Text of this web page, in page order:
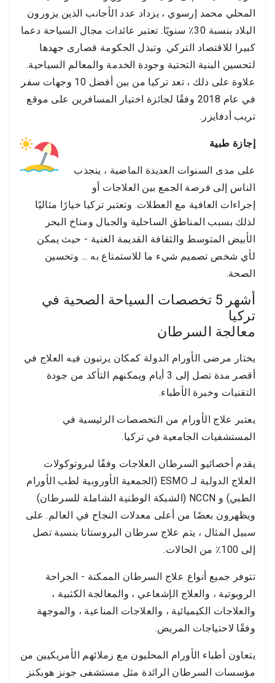
المحلي محمد إرسوي ، يزداد عدد الأجانب الذين يزورون
البلاد بنسبة 30٪ سنويًا. تعتبر عائدات مجال السياحة دعما
كبيرا للاقتصاد التركي. وتبذل الحكومة قصارى جهدها
لتحسين البنية التحتية وجودة الخدمة والمعالم السياحية.
علاوة على ذلك ، تعد تركيا من بين أفضل 10 وجهات سفر
في عام 2018 وفقًا لجائزة اختيار المسافرين على موقع
تريب أدفايزر.
إجازة طبية
على مدى السنوات العديدة الماضية ، ينجذب
الناس إلى فرصة الجمع بين العلاجات أو
إجراءات العافية مع العطلات. وتعتبر تركيا خيارًا مثاليًا
لذلك بسبب المناطق الساحلية والجبال ومناخ البحر
الأبيض المتوسط والثقافة القديمة الغنية - حيث يمكن
لأي شخص تصميم شيء ما للاستمتاع به ... وتحسين
الصحة.
أشهر 5 تخصصات السياحة الصحية في
تركيا
معالجة السرطان
يختار مرضى الأورام الدولة كمكان يرتبون فيه العلاج في
أقصر مدة تصل إلى 3 أيام ويمكنهم التأكد من جودة
التقنيات وخبرة الأطباء.
يعتبر علاج الأورام من التخصصات الرئيسية في
المستشفيات الجامعية في تركيا.
يقدم أخصائيو السرطان العلاجات وفقًا لبروتوكولات
العلاج الدولية لـ ESMO (الجمعية الأوروبية لطب الأورام
الطبي) و NCCN (الشبكة الوطنية الشاملة للسرطان)
ويظهرون بعضًا من أعلى معدلات النجاح في العالم. على
سبيل المثال ، يتم علاج سرطان البروستاتا بنسبة تصل
إلى 100٪ من الحالات.
تتوفر جميع أنواع علاج السرطان الممكنة - الجراحة
الروبوتية ، والعلاج الإشعاعي ، والمعالجة الكثبية ،
والعلاجات الكيميائية ، والعلاجات المناعية ، والموجهة
وفقًا لاحتياجات المريض.
يتعاون أطباء الأورام المحليون مع زملائهم الأمريكيين من
مؤسسات السرطان الرائدة مثل مستشفى جونز هوبكنز